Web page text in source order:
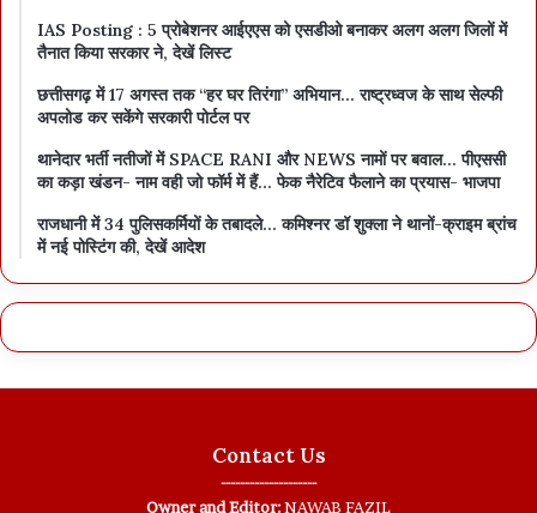
IAS Posting : 5 प्रोबेशनर आईएएस को एसडीओ बनाकर अलग अलग जिलों में
तैनात किया सरकार ने, देखें लिस्ट
छत्तीसगढ़ में 17 अगस्त तक “हर घर तिरंगा” अभियान… राष्ट्रध्वज के साथ सेल्फी
अपलोड कर सकेंगे सरकारी पोर्टल पर
थानेदार भर्ती नतीजों में SPACE RANI और NEWS नामों पर बवाल… पीएससी
का कड़ा खंडन- नाम वही जो फॉर्म में हैं… फेक नैरेटिव फैलाने का प्रयास- भाजपा
राजधानी में 34 पुलिसकर्मियों के तबादले… कमिश्नर डॉ शुक्ला ने थानों-क्राइम ब्रांच
में नई पोस्टिंग की, देखें आदेश
Contact Us
--------------------
Owner and Editor:NAWAB FAZIL